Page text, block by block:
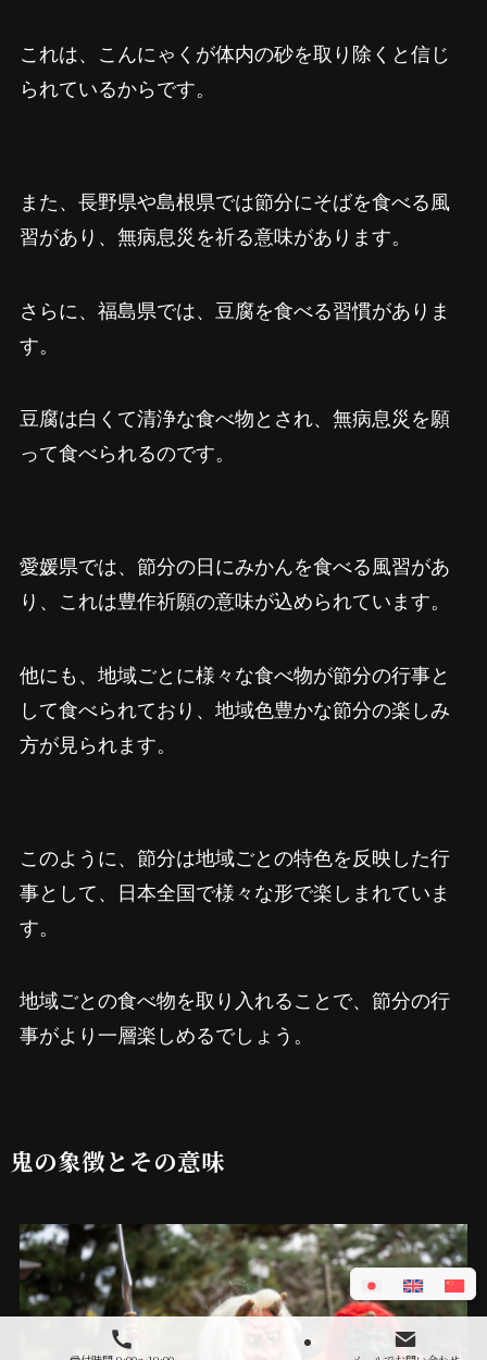
これは、こんにゃくが体内の砂を取り除くと信じ
られているからです。
また、長野県や島根県では節分にそばを食べる風
習があり、無病息災を祈る意味があります。
さらに、福島県では、豆腐を食べる習慣がありま
す。
豆腐は白くて清浄な食べ物とされ、無病息災を願
って食べられるのです。
愛媛県では、節分の日にみかんを食べる風習があ
り、これは豊作祈願の意味が込められています。
他にも、地域ごとに様々な食べ物が節分の行事と
して食べられており、地域色豊かな節分の楽しみ
方が見られます。
このように、節分は地域ごとの特色を反映した行
事として、日本全国で様々な形で楽しまれていま
す。
地域ごとの食べ物を取り入れることで、節分の行
事がより一層楽しめるでしょう。
鬼の象徴とその意味